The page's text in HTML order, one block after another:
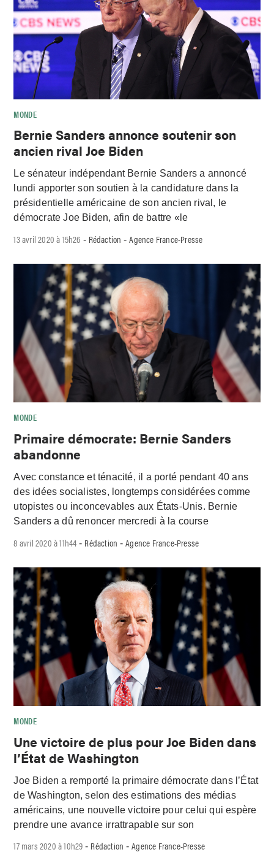
MONDE
Bernie Sanders annonce soutenir son
ancien rival Joe Biden
Le sénateur indépendant Bernie Sanders a annoncé
lundi apporter son soutien à la candidature dans la
présidentielle américaine de son ancien rival, le
démocrate Joe Biden, afin de battre «le
13 avril 2020 à 15h26 - Rédaction -Agence France-Presse
MONDE
Primaire démocrate: Bernie Sanders
abandonne
Avec constance et ténacité, il a porté pendant 40 ans
des idées socialistes, longtemps considérées comme
utopistes ou inconcevables aux États-Unis. Bernie
Sanders a dû renoncer mercredi à la course
8 avril 2020 à 11h44 - Rédaction -Agence France-Presse
MONDE
Une victoire de plus pour Joe Biden dans
l’État de Washington
Joe Biden a remporté la primaire démocrate dans l’État
de Washington, selon des estimations des médias
américains, une nouvelle victoire pour celui qui espère
prendre une avance irrattrapable sur son
17 mars 2020 à 10h29 - Rédaction -Agence France-Presse